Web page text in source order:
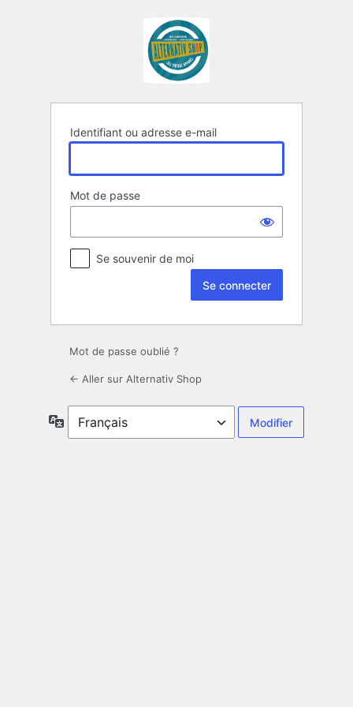
Identifiant ou adresse e-mail
Mot de passe
Se souvenir de moi
Mot de passe oublié ?
← Aller sur Alternativ Shop
Langue